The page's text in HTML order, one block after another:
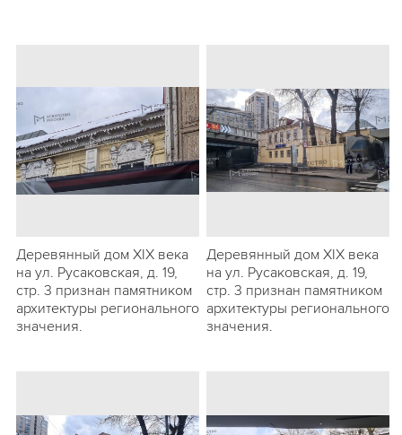
Деревянный дом XIX века
на ул. Русаковская, д. 19,
стр. 3 признан памятником
архитектуры регионального
значения.
Деревянный дом XIX века
на ул. Русаковская, д. 19,
стр. 3 признан памятником
архитектуры регионального
значения.